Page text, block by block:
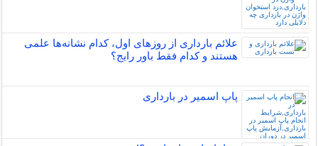
علائم بارداری از روزهای اول، کدام نشانه‌ها علمی
هستند و کدام فقط باور رایج؟
پاپ اسمیر در بارداری